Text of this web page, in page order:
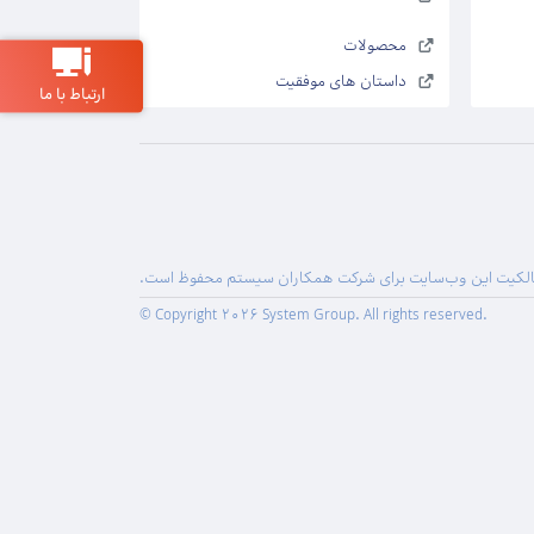
محصولات
داستان های موفقیت
ارتباط با ما
این وب‌سایت برای شرکت همکاران سیستم محفوظ است.
© Copyright 2026 System Group. All rights reserved.